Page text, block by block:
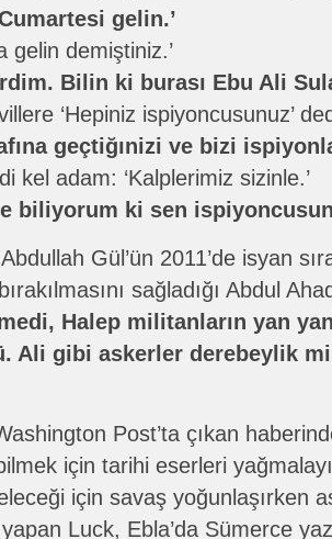
gelin.’
gelin demiştiniz.’
Bilin ki burası Ebu Ali
‘Hepiniz ispiyoncusunuz’
geçtiğınizi ve bizi
kel adam: ‘Kalplerimiz sizinle.’
biliyorum ki sen
Gül’ün 2011’de isyan
sağladığı Abdul
Halep militanların yan
Ali gibi askerler derebeylik
Post’ta çıkan
için tarihi eserleri
için savaş yoğunlaşırken
Luck, Ebla’da Sümerce